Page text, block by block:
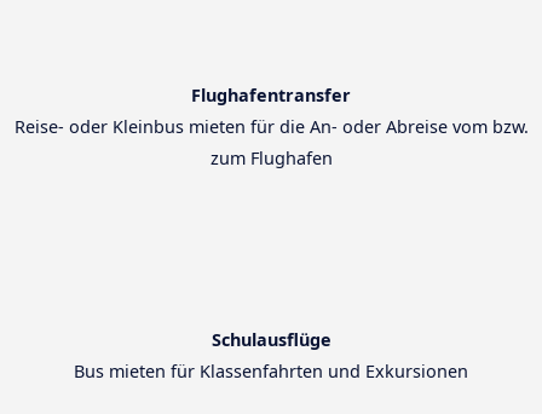
Flughafentransfer
Reise- oder Kleinbus mieten für die An- oder Abreise vom bzw.
zum Flughafen
Schulausflüge
Bus mieten für Klassenfahrten und Exkursionen